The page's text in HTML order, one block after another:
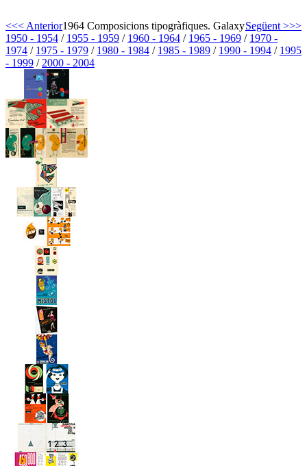
<<< Anterior
Següent >>>
1950 - 1954 / 1955 - 1959 / 1960 - 1964 / 1965 - 1969 / 1970 -
1974 / 1975 - 1979 / 1980 - 1984 / 1985 - 1989 / 1990 - 1994 / 1995
- 1999 / 2000 - 2004
1964 Composicions tipogràfiques. Galaxy